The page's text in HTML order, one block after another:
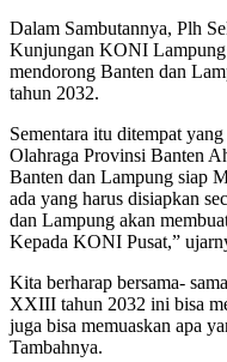
Dalam Sambutannya, Plh
Kunjungan KONI
mendorong Banten dan
tahun 2032.
Sementara itu ditempat
Olahraga Provinsi Banten
Banten dan Lampung siap
ada yang harus disiapkan
dan Lampung akan
Kepada KONI Pusat,”
Kita berharap bersama-
XXIII tahun 2032 ini bisa
juga bisa memuaskan apa
Tambahnya.